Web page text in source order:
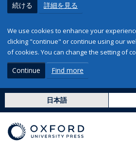
続ける 詳細を見る
We use cookies to enhance your
clicking "continue" or continue using our
of cookies. You can change the setting of
Continue Find more
日本語